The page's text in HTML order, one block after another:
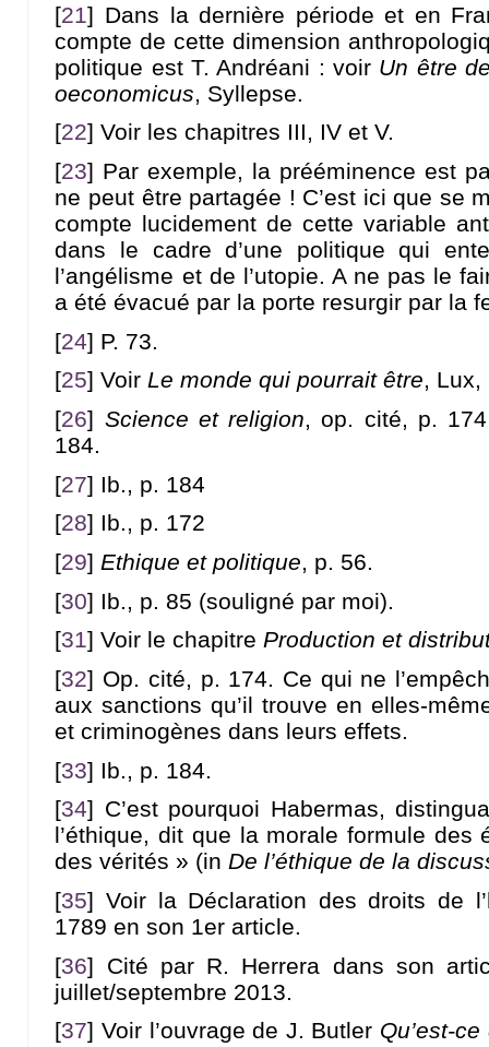
[21] Dans la dernière période et en
compte de cette dimension
politique est T. Andréani : voir Un être
oeconomicus, Syllepse.
[22]Voir les chapitres III, IV et V.
[23] Par exemple, la prééminence est
ne peut être partagée ! C’est ici que se
compte lucidement de cette variable
dans le cadre d’une politique qui
l’angélisme et de l’utopie. A ne pas le
a été évacué par la porte resurgir par la
[24] P. 73.
[25]Voir Le monde qui pourrait être, Lux,
[26] Science et religion, op. cité, p.
184.
[27] Ib., p. 184
[28] Ib., p. 172
[29] Ethique et politique, p. 56.
[30] Ib., p. 85 (souligné par moi).
[31]Voir le chapitre Production et
[32] Op. cité, p. 174. Ce qui ne
aux sanctions qu’il trouve en elles-
et criminogènes dans leurs effets.
[33] Ib., p. 184.
[34] C’est pourquoi Habermas,
l’éthique, dit que la morale formule des
des vérités » (in De l’éthique de la
[35]Voir la Déclaration des droits de
1789 en son 1er article.
[36] Cité par R. Herrera dans son
juillet/septembre 2013.
[37]Voir l’ouvrage de J. Butler Qu’est-